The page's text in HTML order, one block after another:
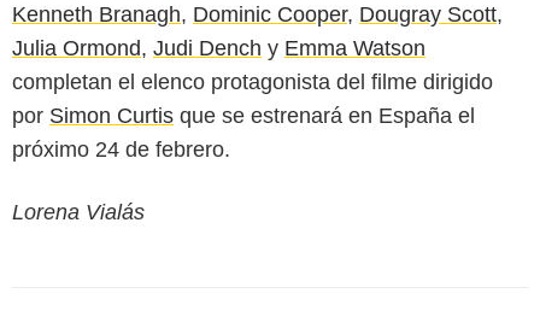
Kenneth Branagh, Dominic Cooper, Dougray Scott,
Julia Ormond, Judi Dench y Emma Watson
completan el elenco protagonista del filme dirigido
por Simon Curtis que se estrenará en España el
próximo 24 de febrero.
Lorena Vialás